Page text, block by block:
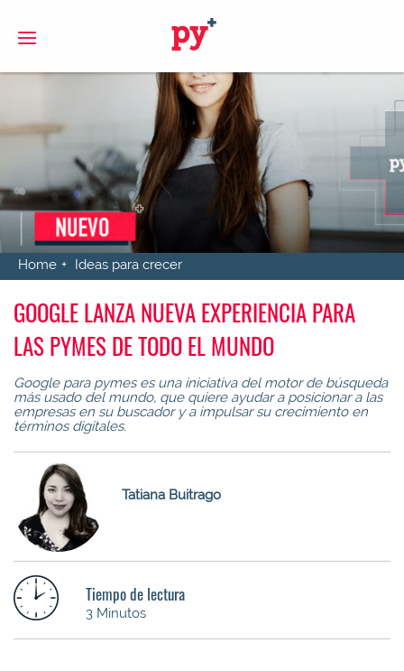
Home Ideas para crecer
GOOGLE LANZA NUEVA EXPERIENCIA PARA
LAS PYMES DE TODO EL MUNDO
Google para pymes es una iniciativa del motor de búsqueda
más usado del mundo, que quiere ayudar a posicionar a las
empresas en su buscador y a impulsar su crecimiento en
términos digitales.
Tatiana Buitrago
Tiempo de lectura
3 Minutos